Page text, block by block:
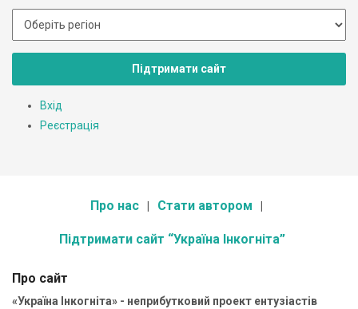
Підтримати сайт
Вхід
Реєстрація
Про нас Стати автором
Підтримати сайт “Україна Інкогніта”
Про сайт
«Україна Інкогніта» - неприбутковий проект ентузіастів